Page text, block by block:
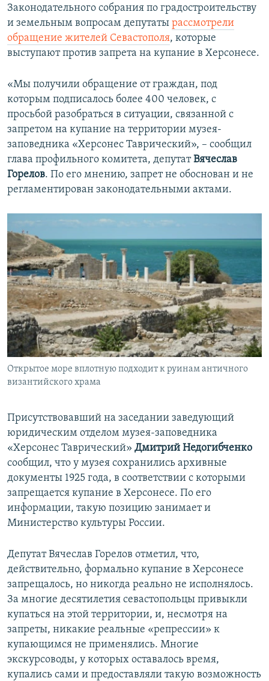
Законодательного собрания по градостроительству
и земельным вопросам депутаты рассмотрели
обращение жителей Севастополя, которые
выступают против запрета на купание в Херсонесе.
«Мы получили обращение от граждан, под
которым подписалось более 400 человек, с
просьбой разобраться в ситуации, связанной с
запретом на купание на территории музея-
заповедника «Херсонес Таврический», – сообщил
глава профильного комитета, депутатВячеслав
Горелов. По его мнению, запрет не обоснован и не
регламентирован законодательными актами.
Открытое море вплотную подходит к руинам античного
византийского храма
Присутствовавший на заседании заведующий
юридическим отделом музея-заповедника
«Херсонес Таврический» Дмитрий Недогибченко
сообщил, что у музея сохранились архивные
документы 1925 года, в соответствии с которыми
запрещается купание в Херсонесе. По его
информации, такую позицию занимает и
Министерство культуры России.
Депутат Вячеслав Горелов отметил, что,
действительно, формально купание в Херсонесе
запрещалось, но никогда реально не исполнялось.
За многие десятилетия севастопольцы привыкли
купаться на этой территории, и, несмотря на
запреты, никакие реальные «репрессии» к
купающимся не применялись. Многие
экскурсоводы, у которых оставалось время,
купались сами и предоставляли такую возможность